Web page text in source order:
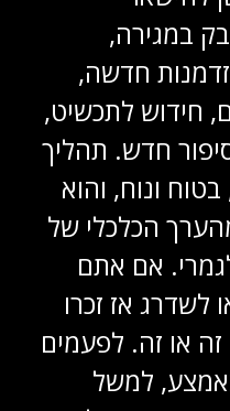
במגירה,
חדשה,
חידוש לתכשיט,
חדש. תהליך
ונוח, והוא
הכלכלי של
אם אתם
לשדרג אז זכרו
זה או זה. לפעמים
למשל